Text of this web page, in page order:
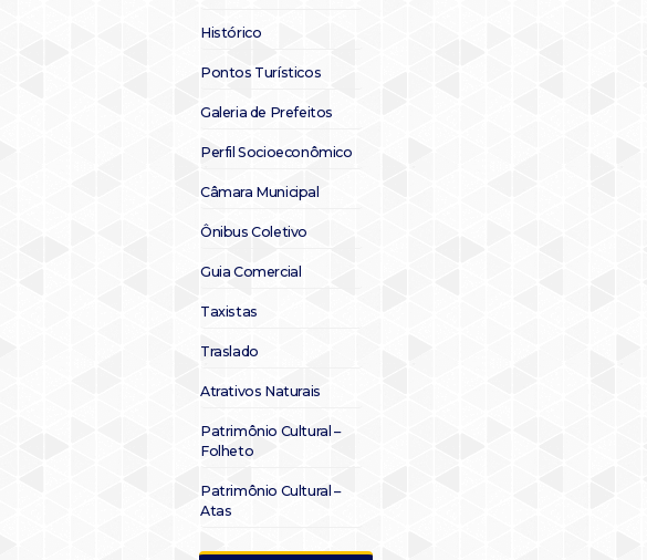
Histórico
Pontos Turísticos
Galeria de Prefeitos
Perfil Socioeconômico
Câmara Municipal
Ônibus Coletivo
Guia Comercial
Taxistas
Traslado
Atrativos Naturais
Patrimônio Cultural –
Folheto
Patrimônio Cultural –
Atas